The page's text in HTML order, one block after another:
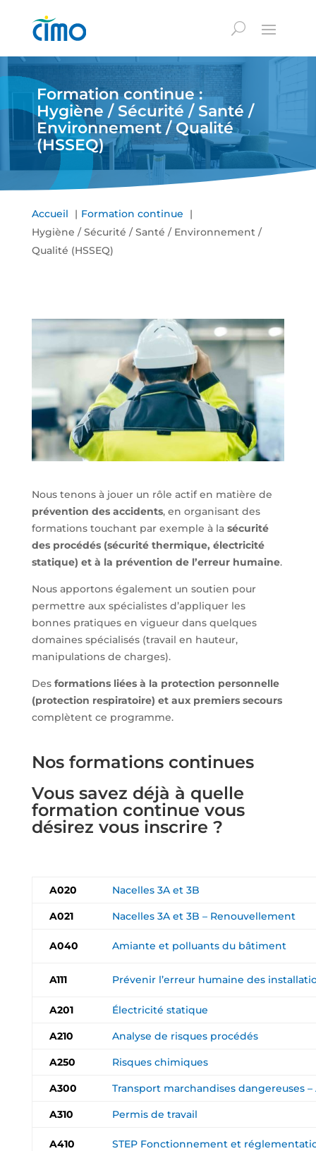
Formation continue :
Hygiène / Sécurité / Santé /
Environnement / Qualité
(HSSEQ)
Accueil
Formation continue
Hygiène / Sécurité / Santé / Environnement /
Qualité (HSSEQ)
Nous tenons à jouer un rôle actif en matière de
prévention des accidents, en organisant des
formations touchant par exemple à la sécurité
des procédés (sécurité thermique, électricité
statique) et à la prévention de l’erreur humaine.
Nous apportons également un soutien pour
permettre aux spécialistes d’appliquer les
bonnes pratiques en vigueur dans quelques
domaines spécialisés (travail en hauteur,
manipulations de charges).
Des formations liées à la protection personnelle
(protection respiratoire) et aux premiers secours
complètent ce programme.
Nos formations continues
Vous savez déjà à quelle
formation continue vous
désirez vous inscrire ?
A020 Nacelles 3A et 3B
A021 Nacelles 3A et 3B – Renouvellement
A040 Amiante et polluants du bâtiment
A111 Prévenir l’erreur humaine des
A201 Électricité statique
A210 Analyse de risques procédés
A250 Risques chimiques
A300 Transport marchandises dangereuses –
A310 Permis de travail
A410 STEP Fonctionnement et